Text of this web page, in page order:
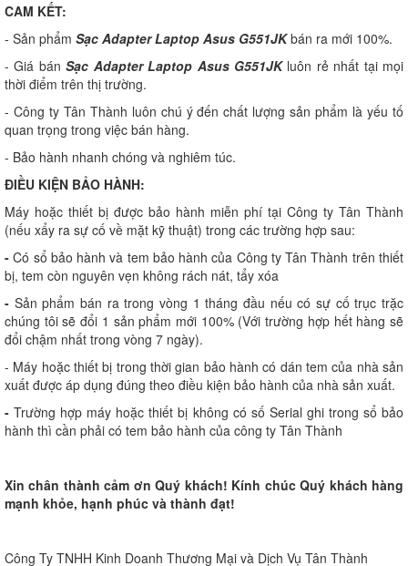
CAM KẾT:
- Sản phẩm Sạc Adapter Laptop Asus G551JK bán ra mới 100%.
- Giá bánSạc Adapter Laptop Asus G551JK luôn rẻ nhất tại mọi
thời điểm trên thị trường.
- Công ty Tân Thành luôn chú ý đến chất lượng sản phẩm là yếu tố
quan trọng trong việc bán hàng.
- Bảo hành nhanh chóng và nghiêm túc.
ĐIỀU KIỆN BẢO HÀNH:
Máy hoặc thiết bị được bảo hành miễn phí tại Công ty Tân Thành
(nếu xẩy ra sự cố về mặt kỹ thuật) trong các trường hợp sau:
- Có sổ bảo hành và tem bảo hành của Công ty Tân Thành trên thiết
bị, tem còn nguyên vẹn không rách nát, tẩy xóa
- Sản phẩm bán ra trong vòng 1 tháng đầu nếu có sự cố trục trặc
chúng tôi sẽ đổi 1 sản phẩm mới 100% (Với trường hợp hết hàng sẽ
đổi chậm nhất trong vòng 7 ngày).
- Máy hoặc thiết bị trong thời gian bảo hành có dán tem của nhà sản
xuất được áp dụng đúng theo điều kiện bảo hành của nhà sản xuất.
-Trường hợp máy hoặc thiết bị không có số Serial ghi trong sổ bảo
hành thì cần phải có tem bảo hành của công ty Tân Thành
Xin chân thành cảm ơn Quý khách! Kính chúc Quý khách hàng
mạnh khỏe, hạnh phúc và thành đạt!
Công Ty TNHH Kinh Doanh Thương Mại và Dịch Vụ Tân Thành